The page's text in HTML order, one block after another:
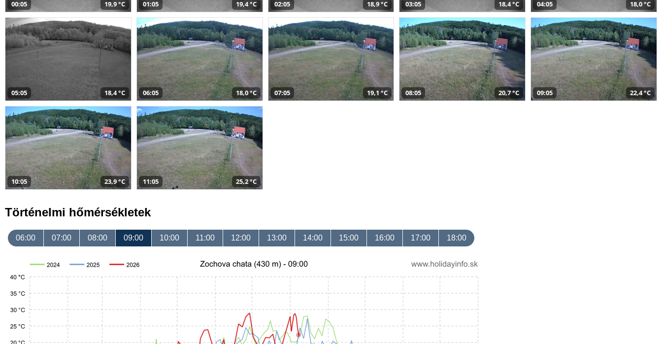
00:05 19,9 °C 01:05 19,4 °C 02:05 18,9 °C 03:05 18,4 °C 04:05 18,0 °C
05:05 18,4 °C 06:05 18,0 °C 07:05 19,1 °C 08:05 20,7 °C 09:05 22,4 °C
10:05 23,9 °C 11:05 25,2 °C
Történelmi hőmérsékletek
06:00 07:00 08:00 09:00 10:00 11:00 12:00 13:00 14:00 15:00 16:00 17:00 18:00